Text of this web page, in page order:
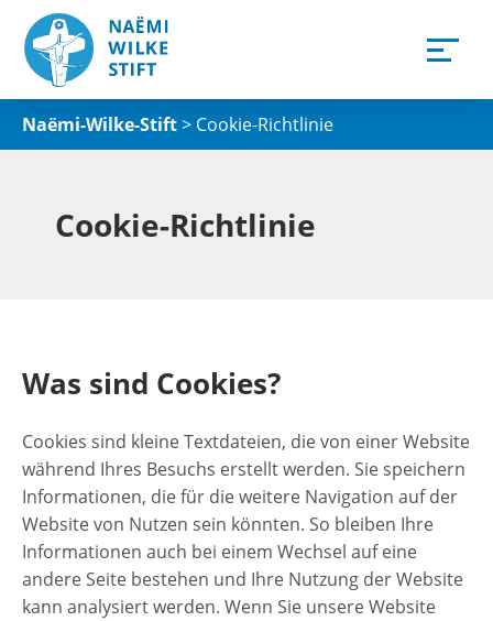
Naëmi-Wilke-Stift> Cookie-Richtlinie
Cookie-Richtlinie
Was sind Cookies?
Cookies sind kleine Textdateien, die von einer Website
während Ihres Besuchs erstellt werden. Sie speichern
Informationen, die für die weitere Navigation auf der
Website von Nutzen sein könnten. So bleiben Ihre
Informationen auch bei einem Wechsel auf eine
andere Seite bestehen und Ihre Nutzung der Website
kann analysiert werden. Wenn Sie unsere Website